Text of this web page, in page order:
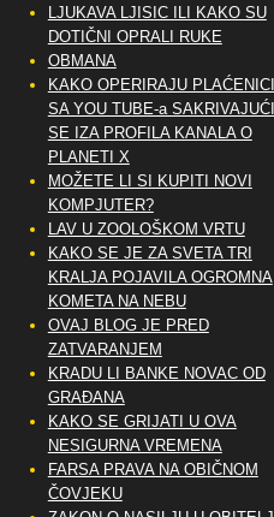
LJUKAVA LJISIC ILI KAKO SU
DOTIČNI OPRALI RUKE
OBMANA
KAKO OPERIRAJU PLAĆENICI
SA YOU TUBE-a SAKRIVAJUĆI
SE IZA PROFILA KANALA O
PLANETI X
MOŽETE LI SI KUPITI NOVI
KOMPJUTER?
LAV U ZOOLOŠKOM VRTU
KAKO SE JE ZA SVETA TRI
KRALJA POJAVILA OGROMNA
KOMETA NA NEBU
OVAJ BLOG JE PRED
ZATVARANJEM
KRADU LI BANKE NOVAC OD
GRAĐANA
KAKO SE GRIJATI U OVA
NESIGURNA VREMENA
FARSA PRAVA NA OBIČNOM
ČOVJEKU